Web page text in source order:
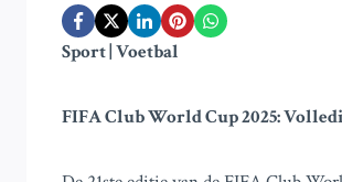
Sport | Voetbal
FIFA Club World Cup 2025: